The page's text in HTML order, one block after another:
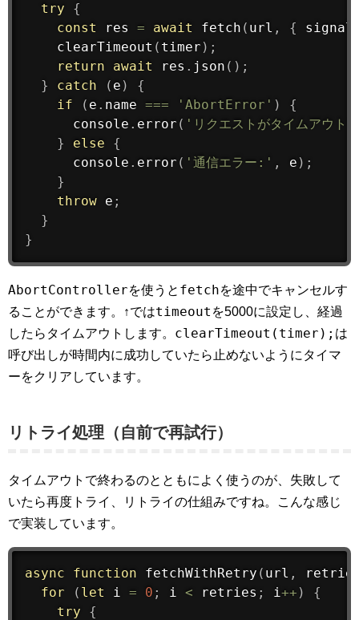
try
{
const res = await fetch ( url , { signal
clearTimeout ( timer ) ;
return
await res . json ( ) ;
}
catch ( e )
{
if
( e . name === 'AbortError' )
{
      console
. error ( 'リクエストがタイムアウト
}
else
{
      console
. error ( '通信エラー:' , e ) ;
}
throw e ;
}
}
AbortControllerを使うと fetchを途中でキャンセルす
ることができます。↑ではtimeout を5000に設定し、経過
したらタイムアウトします。 clearTimeout(timer); は
呼び出しが時間内に成功していたら止めないようにタイマ
ーをクリアしています。
リトライ処理（自前で再試行）
タイムアウトで終わるのとともによく使うのが、失敗して
いたら再度トライ、リトライの仕組みですね。こんな感じ
で実装しています。
async function fetchWithRetry ( url ,
for
( let i = 0 ; i < retries ; i++ )
{
try
{